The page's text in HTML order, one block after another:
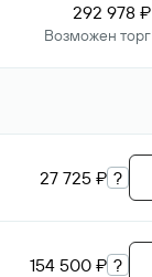
292 978 ₽
Возможен торг
27 725 ₽ ?
154 500 ₽ ?